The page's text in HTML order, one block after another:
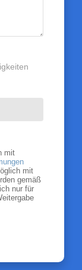
mit
mit
gemäß
nur für